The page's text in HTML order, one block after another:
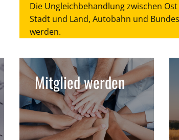
Die Ungleichbehandlung zwischen
Stadt und Land, Autobahn und
werden.
Mitglied werden